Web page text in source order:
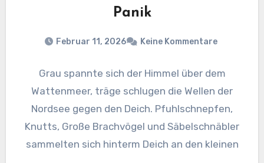
Panik
Februar 11, 2026 Keine Kommentare
Grau spannte sich der Himmel über dem
Wattenmeer, träge schlugen die Wellen der
Nordsee gegen den Deich. Pfuhlschnepfen,
Knutts, Große Brachvögel und Säbelschnäbler
sammelten sich hinterm Deich an den kleinen